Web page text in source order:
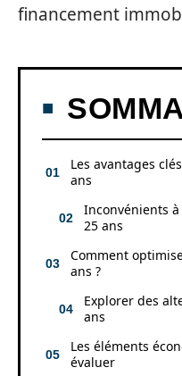
financement
Les avantages
ans
Inconvénients
25 ans
Comment
ans ?
Explorer des
ans
Les éléments
évaluer